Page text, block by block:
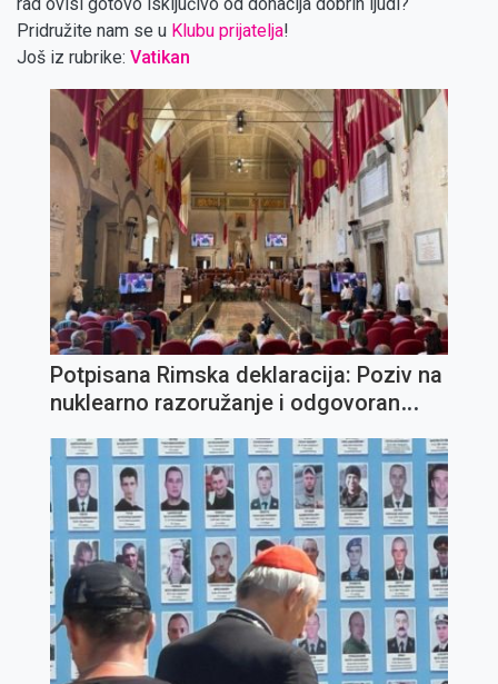
rad ovisi gotovo isključivo od donacija dobrih ljudi?
Pridružite nam se u Klubu prijatelja!
Još iz rubrike: Vatikan
Potpisana Rimska deklaracija: Poziv na
nuklearno razoružanje i odgovoran